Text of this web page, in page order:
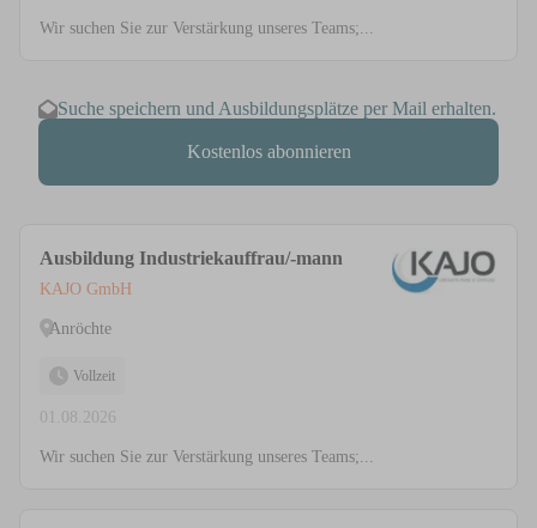
Wir suchen Sie zur Verstärkung unseres Teams;...
Suche speichern und Ausbildungsplätze per Mail erhalten.
Kostenlos abonnieren
Ausbildung Industriekauffrau/-mann
KAJO GmbH
Anröchte
Vollzeit
01.08.2026
Wir suchen Sie zur Verstärkung unseres Teams;...